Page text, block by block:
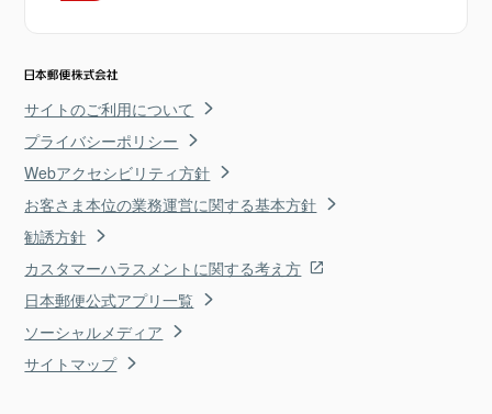
サイトのご利用について
プライバシーポリシー
Webアクセシビリティ方針
お客さま本位の業務運営に関する基本方針
勧誘方針
カスタマーハラスメントに関する考え方
日本郵便公式アプリ一覧
ソーシャルメディア
サイトマップ